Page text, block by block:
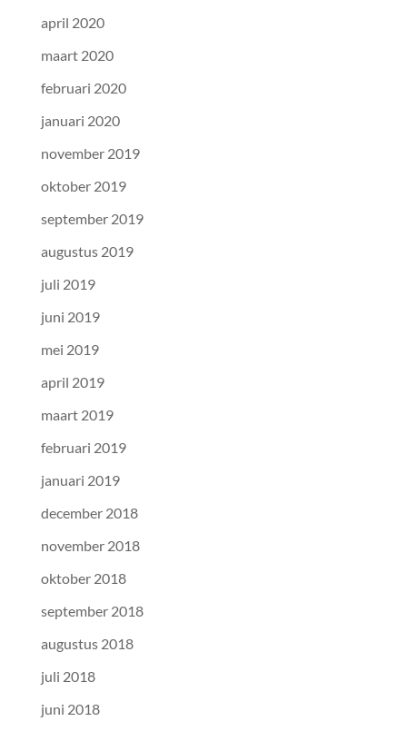
april 2020
maart 2020
februari 2020
januari 2020
november 2019
oktober 2019
september 2019
augustus 2019
juli 2019
juni 2019
mei 2019
april 2019
maart 2019
februari 2019
januari 2019
december 2018
november 2018
oktober 2018
september 2018
augustus 2018
juli 2018
juni 2018